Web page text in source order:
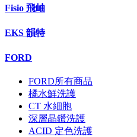
Fisio 飛岫
EKS 韻特
FORD
FORD所有商品
橘水鮮洗護
CT 水細胞
深層晶鑽洗護
ACID 定色洗護